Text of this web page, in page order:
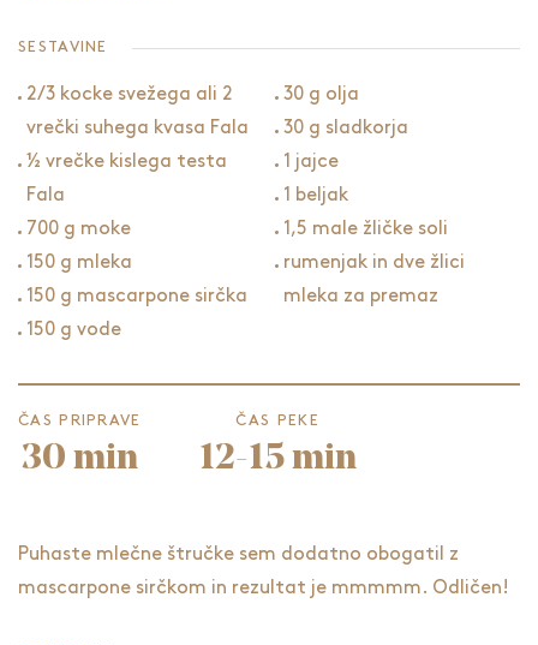
SESTAVINE
2/3 kocke svežega ali 2
vrečki suhega kvasa Fala
½ vrečke kislega testa
Fala
700 g moke
150 g mleka
150 g mascarpone sirčka
150 g vode
30 g olja
30 g sladkorja
1 jajce
1 beljak
1,5 male žličke soli
rumenjak in dve žlici
mleka za premaz
ČAS PRIPRAVE
30 min
ČAS PEKE
12-15 min
Puhaste mlečne štručke sem dodatno obogatil z
mascarpone sirčkom in rezultat je mmmmm. Odličen!